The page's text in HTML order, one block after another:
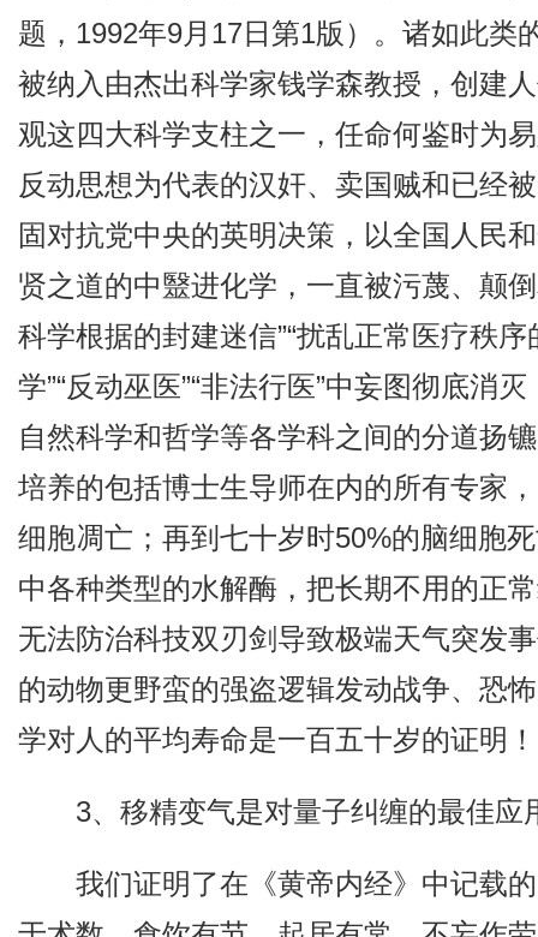
题，1992年9月17日第1版）。诸如此类
被纳入由杰出科学家钱学森教授，创建
观这四大科学支柱之一，任命何鉴时为
反动思想为代表的汉奸、卖国贼和已经
固对抗党中央的英明决策，以全国人民
贤之道的中毉进化学，一直被污蔑、颠
科学根据的封建迷信”“扰乱正常医疗秩
学”“反动巫医”“非法行医”中妄图彻底消
自然科学和哲学等各学科之间的分道扬
培养的包括博士生导师在内的所有专家
细胞凋亡；再到七十岁时50%的脑细胞
中各种类型的水解酶，把长期不用的正
无法防治科技双刃剑导致极端天气突发
的动物更野蛮的强盗逻辑发动战争、恐
学对人的平均寿命是一百五十岁的证明！
3、移精变气是对量子纠缠的最佳应
我们证明了在《黄帝内经》中记载